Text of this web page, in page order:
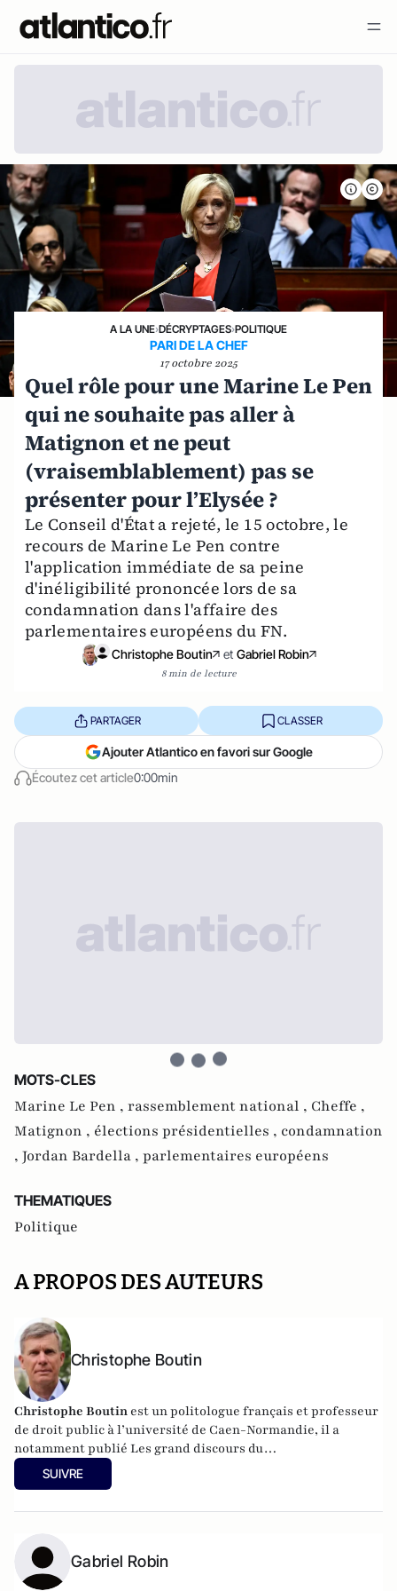
A LA UNE›DÉCRYPTAGES›POLITIQUE
PARI DE LA CHEF
17 octobre 2025
Quel rôle pour une Marine Le Pen
qui ne souhaite pas aller à
Matignon et ne peut
(vraisemblablement) pas se
présenter pour l’Elysée ?
Le Conseil d'État a rejeté, le 15 octobre, le
recours de Marine Le Pen contre
l'application immédiate de sa peine
d'inéligibilité prononcée lors de sa
condamnation dans l'affaire des
parlementaires européens du FN.
Christophe Boutin et Gabriel Robin
8 min de lecture
Écoutez cet article0:00min
PARTAGER CLASSER
Ajouter Atlantico en favori sur Google
MOTS-CLES
Marine Le Pen , rassemblement national , Cheffe ,
Matignon , élections présidentielles , condamnation
, Jordan Bardella , parlementaires européens
THEMATIQUES
Politique
A PROPOS DES AUTEURS
Christophe Boutin
Christophe Boutin est un politologue français et professeur
de droit public à l’université de Caen-Normandie, il a
notamment publié Les grand discours du
XXe siècle(Flammarion 2009) et co-dirigé
du conservatisme
SUIVRE
Gabriel Robin